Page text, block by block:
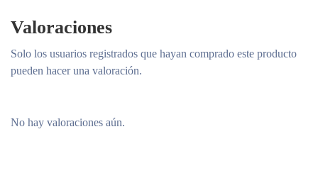
Valoraciones
No hay valoraciones aún.
Solo los usuarios registrados que hayan comprado este producto
pueden hacer una valoración.